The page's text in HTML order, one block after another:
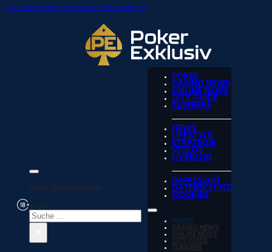
Zum Hauptinhalt springenZum Footer springen
Seite durchsuchen
POKER
CASINO NEWS
ONLINE NEWS
CITY GUIDE
TURNIERE
NEWS
LIFESTYLE
STRATEGIE
VIDEOS
LIVEBLOG
IMPRESSUM
DATENSCHUTZ
COOKIES
POKER
CASINO NEWS
ONLINE NEWS
CITY GUIDE
TURNIERE